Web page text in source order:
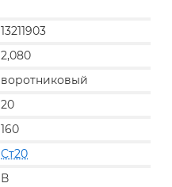
13211903
2,080
воротниковый
20
160
Ст20
В